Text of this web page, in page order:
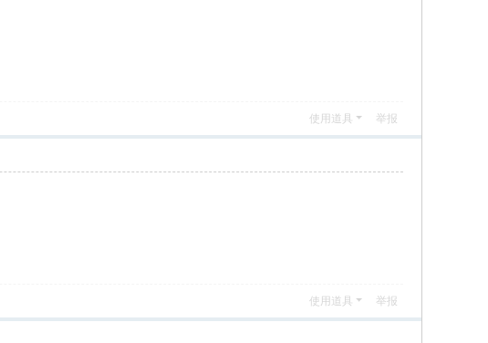
使用道具 举报
使用道具 举报